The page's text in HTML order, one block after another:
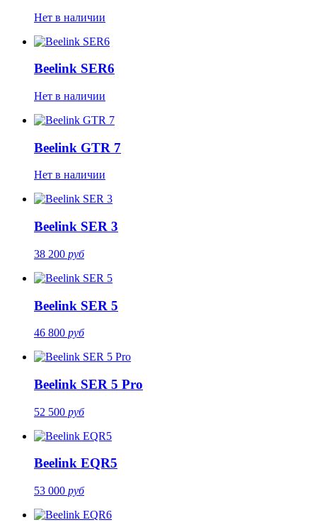
Нет в наличии
Beelink SER6
Нет в наличии
Beelink GTR 7
Нет в наличии
Beelink SER 3
38 200 руб
Beelink SER 5
46 800 руб
Beelink SER 5 Pro
52 500 руб
Beelink EQR5
53 000 руб